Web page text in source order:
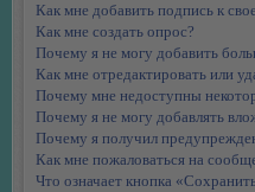
Как мне добавить подпись к
Как мне создать опрос?
Почему я не могу добавить
Как мне отредактировать или
Почему мне недоступны
Почему я не могу добавлять
Почему я получил
Как мне пожаловаться на
Что означает кнопка